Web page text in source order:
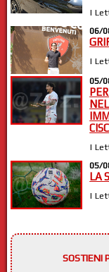
|
06/
|
05/
|
05/
LA
|
SOSTIENI